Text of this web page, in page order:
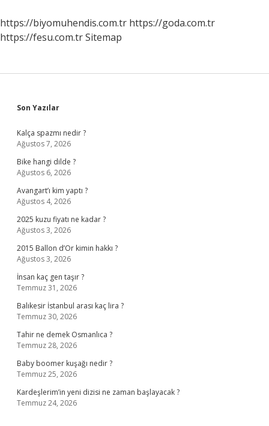
https://biyomuhendis.com.tr https://goda.com.tr
https://fesu.com.trSitemap
Sidebar
Son Yazılar
Kalça spazmı nedir ?
Ağustos 7, 2026
Bike hangi dilde ?
Ağustos 6, 2026
Avangart’ı kim yaptı ?
Ağustos 4, 2026
2025 kuzu fiyatı ne kadar ?
Ağustos 3, 2026
2015 Ballon d’Or kimin hakkı ?
Ağustos 3, 2026
İnsan kaç gen taşır ?
Temmuz 31, 2026
Balıkesir İstanbul arası kaç lira ?
Temmuz 30, 2026
Tahir ne demek Osmanlıca ?
Temmuz 28, 2026
Baby boomer kuşağı nedir ?
Temmuz 25, 2026
Kardeşlerim’in yeni dizisi ne zaman başlayacak ?
Temmuz 24, 2026